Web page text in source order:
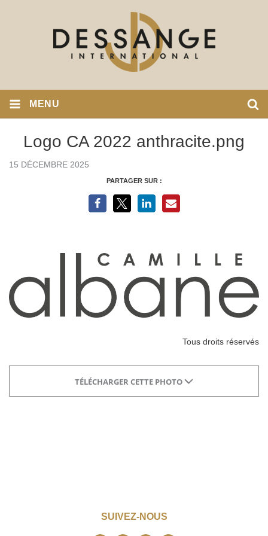
MENU
Logo CA 2022 anthracite.png
15 DÉCEMBRE 2025
PARTAGER SUR :
Tous droits réservés
TÉLÉCHARGER CETTE PHOTO
SUIVEZ-NOUS